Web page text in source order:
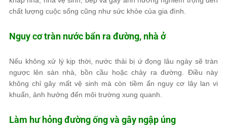
chất lượng cuộc sống cũng như sức khỏe của gia đình.
Nguy cơ tràn nước bẩn ra đường, nhà ở
Nếu không xử lý kịp thời, nước thải bị ứ đọng lâu ngày sẽ tràn
ngược lên sàn nhà, bồn cầu hoặc chảy ra đường. Điều này
không chỉ gây mất vệ sinh mà còn tiềm ẩn nguy cơ lây lan vi
khuẩn, ảnh hưởng đến môi trường xung quanh.
Làm hư hỏng đường ống và gây ngập úng